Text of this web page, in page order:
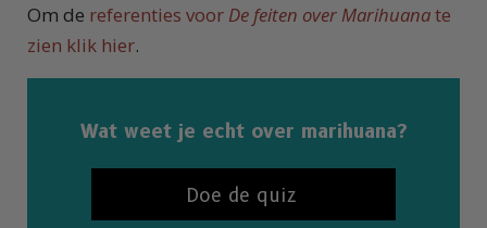
Om de referenties voor De feiten over Marihuanate
zien klik hier.
Wat weet je echt over marihuana?
Doe de quiz